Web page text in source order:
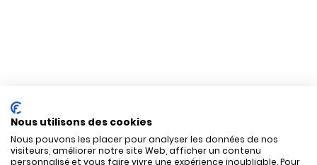
Nous utilisons des cookies
Nous pouvons les placer pour analyser les données de nos
visiteurs, améliorer notre site Web, afficher un contenu
personnalisé et vous faire vivre une expérience inoubliable. Pour